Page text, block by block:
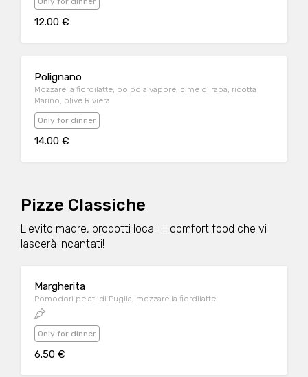
12.00 €
Polignano
Mozzarella fiordilatte, polpo a vapore, cime di rapa, ricotta
Marino, olive Riviera
Only for dinner
14.00 €
Pizze Classiche
Lievito madre, prodotti locali. Il comfort food che vi
lascerà incantati!
Margherita
Pomodori pelati di Puglia, mozzarella fiordilatte
Only for dinner
6.50 €